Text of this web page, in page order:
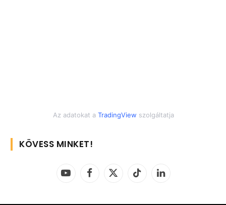
Az adatokat a TradingView szolgáltatja
KÖVESS MINKET!
YouTubeFacebook
X
TikTok LinkedIn